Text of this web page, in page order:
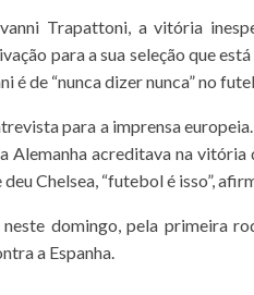
Trapattoni, a vitória
para a sua seleção que
é de “nunca dizer nunca” no
para a imprensa
Alemanha acreditava na
Chelsea, “futebol é isso”,
domingo, pela primeira
a Espanha.